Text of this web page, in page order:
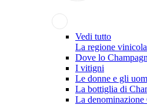
Vedi tutto
La regione
Dove lo
I vitigni
Le donne e gli
La bottiglia di
La denominazione